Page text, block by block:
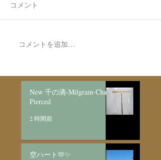
Made to Order Pair
コメント
コメントを追加…
New 千の滴-Milgrain-Chain
Pierced
2 時間前
空ハート🫶✨